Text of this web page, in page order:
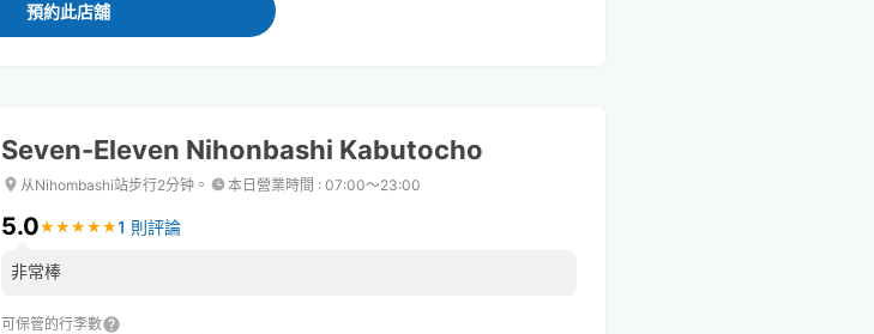
預約此店舖
Seven-Eleven Nihonbashi Kabutocho
从Nihombashi站步行2分钟。 本日營業時間 : 07:00〜23:00
5.0★ ★ ★ ★ ★
★ ★ ★ ★ ★1 則評論
非常棒
可保管的行李數